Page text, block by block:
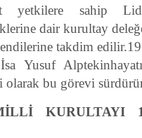
sahip
dair kurultay
takdim
İsa Yusuf
olarak bu görevi
KURULTAYI